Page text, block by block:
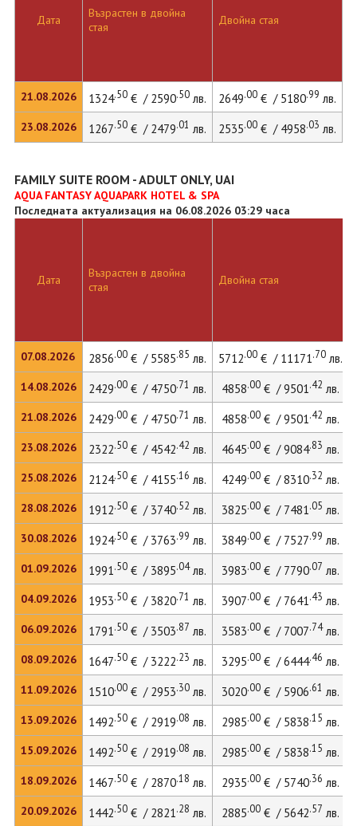
Дата
21.08.2026
23.08.2026
Възрастен в двойна
стая
Двойна стая
1324.50€ / 2590.50лв. 2649.00€ / 5180.99 лв.
1267.50€ / 2479.01 лв. 2535.00€ / 4958.03 лв.
FAMILY SUITE ROOM - ADULT ONLY, UAI
AQUA FANTASY AQUAPARK HOTEL & SPA
Последната актуализация на 06.08.2026 03:29 часа
Дата
07.08.2026
14.08.2026
21.08.2026
23.08.2026
25.08.2026
28.08.2026
30.08.2026
01.09.2026
04.09.2026
06.09.2026
08.09.2026
11.09.2026
13.09.2026
15.09.2026
18.09.2026
20.09.2026
Възрастен в двойна
стая
Двойна стая
2856.00€ / 5585.85 лв. 5712.00€ / 11171.70лв.
2429.00€ / 4750.71 лв. 4858.00€ / 9501.42 лв.
2429.00€ / 4750.71 лв. 4858.00€ / 9501.42 лв.
2322.50€ / 4542.42 лв. 4645.00€ / 9084.83 лв.
2124.50€ / 4155.16 лв. 4249.00€ / 8310.32 лв.
1912.50€ / 3740.52 лв. 3825.00€ / 7481.05 лв.
1924.50€ / 3763.99 лв. 3849.00€ / 7527.99 лв.
1991.50€ / 3895.04лв. 3983.00€ / 7790.07 лв.
1953.50€ / 3820.71 лв. 3907.00€ / 7641.43 лв.
1791.50€ / 3503.87 лв. 3583.00€ / 7007.74лв.
1647.50€ / 3222.23 лв. 3295.00€ / 6444.46 лв.
1510.00€ / 2953.30лв. 3020.00€ / 5906.61 лв.
1492.50€ / 2919.08 лв. 2985.00€ / 5838.15 лв.
1492.50€ / 2919.08 лв. 2985.00€ / 5838.15 лв.
1467.50€ / 2870.18 лв. 2935.00€ / 5740.36 лв.
1442.50€ / 2821.28 лв. 2885.00€ / 5642.57 лв.